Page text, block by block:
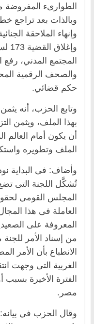
وبالذات بعد تراجع
وإنهاء الملاحقة
المجتمع المدني،
والصحف الرقمية
حكم قضائي.
وتابع الحزب، أنه
بهذا الملف، ويثمن
أن يكون أمام العالم
الملف وتطويره
وأضاف: فى البداية
تُشكَّل اللجنة التى
المجلس القومي
العاملة فى هذا
المعروفة على
من إسناد الأمر
الانطباع بأن الأمر
الغربية التى وجهت
الفترة الأخيرة
مصر.
وقال الحزب في